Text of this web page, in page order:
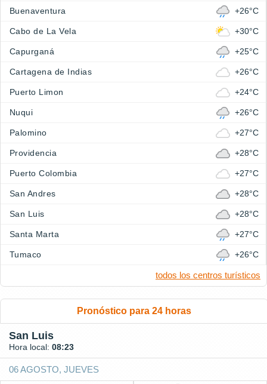
Buenaventura +26°C
Cabo de La Vela +30°C
Capurganá +25°C
Cartagena de Indias +26°C
Puerto Limon +24°C
Nuqui +26°C
Palomino +27°C
Providencia +28°C
Puerto Colombia +27°C
San Andres +28°C
San Luis +28°C
Santa Marta +27°C
Tumaco +26°C
todos los centros turísticos
Pronóstico para 24 horas
San Luis
Hora local: 08:23
06 AGOSTO, JUEVES